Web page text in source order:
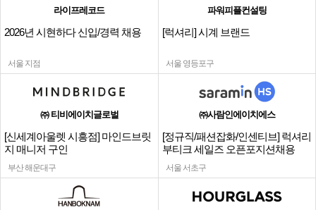
라이프레코드
2026년 시현하다 신입/경력 채용
서울 지점
파워피플컨설팅
[럭셔리] 시계 브랜드
서울 영등포구
㈜ 티비에이치글로벌
[신세계아울렛 시흥점] 마인드브릿
지 매니저 구인
부산 해운대구
㈜사람인에이치에스
[정규직/패션잡화/인센티브] 럭셔리
부티크 세일즈 오픈포지션채용
서울 서초구